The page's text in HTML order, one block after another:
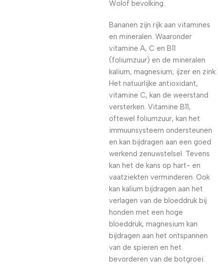
Wolof bevolking.
Bananen zijn rijk aan vitamines
en mineralen. Waaronder
vitamine A, C en B11
(foliumzuur) en de mineralen
kalium, magnesium, ijzer en zink.
Het natuurlijke antioxidant,
vitamine C, kan de weerstand
versterken. Vitamine B11,
oftewel foliumzuur, kan het
immuunsysteem ondersteunen
en kan bijdragen aan een goed
werkend zenuwstelsel. Tevens
kan het de kans op hart- en
vaatziekten verminderen. Ook
kan kalium bijdragen aan het
verlagen van de bloeddruk bij
honden met een hoge
bloeddruk, magnesium kan
bijdragen aan het ontspannen
van de spieren en het
bevorderen van de botgroei.